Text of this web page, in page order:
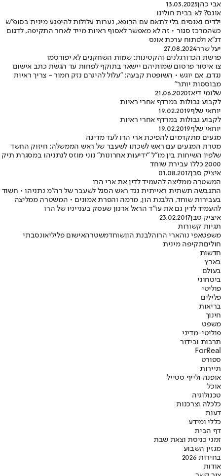
אבי כהן13.03.2025
אונס? לא בבית חולינו
ילדים נאנסים בלי לתאם עם הרופא, נערות עלולות להיפגע מינית בסופ"ש
כשהמרכז סגור • זה לא מאפשר לאסוף ראיות מייד לאחר התקיפה, לדגום
דנ"א ולפתוח ערכת אונס
יעל שרר27.08.2024
פרשת הכדורגלנים והקטינות: שמות השחקנים לא יפורסמו
צו איסור פרסום שמותיהם יישאר בתוקף לפחות עד הגשת כתב אישום
נגדם, אם יוגש • השופטת קבעה: "עלול להיגרם נזק חמור - צריך ראיות
מבוססות יותר"
שלומי דיאז21.06.2020
לקבוע גבולות במרדף אחרי ראיות
יוחאי שלף19.02.2019
לקבוע גבולות במרדף אחרי ראיות
יוחאי שלף19.02.2019
מגעים מתקדמים להפיכת ארי הרו לעד מדינה
מטרת המגעים עם ראש לשכתו לשעבר של ראש הממשלה: חיזוק החשד
שלפיו השיחות בין מו"ל "ידיעות אחרונות" נוני מוזס לנתניהו במסגרת תיק
2000 כללו עבירת שוחד
איציק סבן01.08.2017
המשטרה ממליצה להעמיד לדין את ארי הרו
התגבשה תשתית ראייתית נגד ראש הסגל לשעבר של רה"מ נתניהו • חשוד
בעבירות שוחד, הלבנת הון, מרמה והפרת אמונים • המשטרה ממליצה
להעמיד לדין גם את עו"ד הראל ארנון שעסק בענייניו של הרו
איציק סבן23.02.2017
תגיות קשורות
משפטאפי נוהארי הרוהלבנת הוןשוחדמשטרהאישום פליליאונסבתי
חוליםתקיפה מינית
חדשות
בארץ
בעולם
ביטחוני
פוליטי
פלילים
בריאות
חינוך
משפט
פוליטי-מדיני
תרבות ובידור
ForReal
ספורט
תיירות
אופנה ולייף סטייל
אוכל
טכנולוגיה
כלכלה וצרכנות
דעות
כללי ומידע
דף הבית
זמני כניסת וצאת שבת
מגזין השבוע
בחירות 2026
אודות